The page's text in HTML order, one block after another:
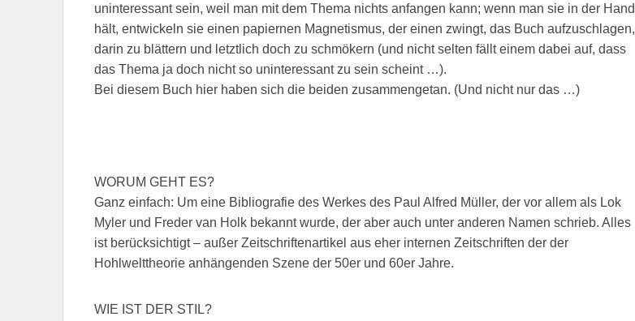
uninteressant sein, weil man mit dem Thema nichts anfangen kann; wenn man sie in der Hand
hält, entwickeln sie einen papiernen Magnetismus, der einen zwingt, das Buch aufzuschlagen,
darin zu blättern und letztlich doch zu schmökern (und nicht selten fällt einem dabei auf, dass
das Thema ja doch nicht so uninteressant zu sein scheint …).
Bei diesem Buch hier haben sich die beiden zusammengetan. (Und nicht nur das …)
WORUM GEHT ES?
Ganz einfach: Um eine Bibliografie des Werkes des Paul Alfred Müller, der vor allem als Lok
Myler und Freder van Holk bekannt wurde, der aber auch unter anderen Namen schrieb. Alles
ist berücksichtigt – außer Zeitschriftenartikel aus eher internen Zeitschriften der der
Hohlwelttheorie anhängenden Szene der 50er und 60er Jahre.
WIE IST DER STIL?